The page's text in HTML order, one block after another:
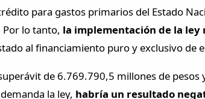
para gastos primarios del Estado
Por lo tanto, la implementación de la
al financiamiento puro y exclusivo de
de 6.769.790,5 millones de
la ley, habría un resultado